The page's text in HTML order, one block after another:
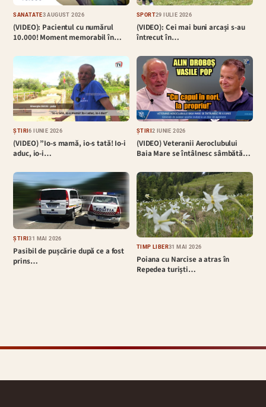
SĂNĂTATE3 AUGUST 2026
(VIDEO): Pacientul cu numărul
10.000! Moment memorabil în…
SPORT29 IULIE 2026
(VIDEO): Cei mai buni arcași s-au
întrecut în…
ȘTIRI6 IUNIE 2026
(VIDEO) ”Io-s mamă, io-s tată! Io-i
aduc, io-i…
ȘTIRI2 IUNIE 2026
(VIDEO) Veteranii Aeroclubului
Baia Mare se întâlnesc sâmbătă…
ȘTIRI31 MAI 2026
Pasibil de pușcărie după ce a fost
prins…
TIMP LIBER31 MAI 2026
Poiana cu Narcise a atras în
Repedea turiști…